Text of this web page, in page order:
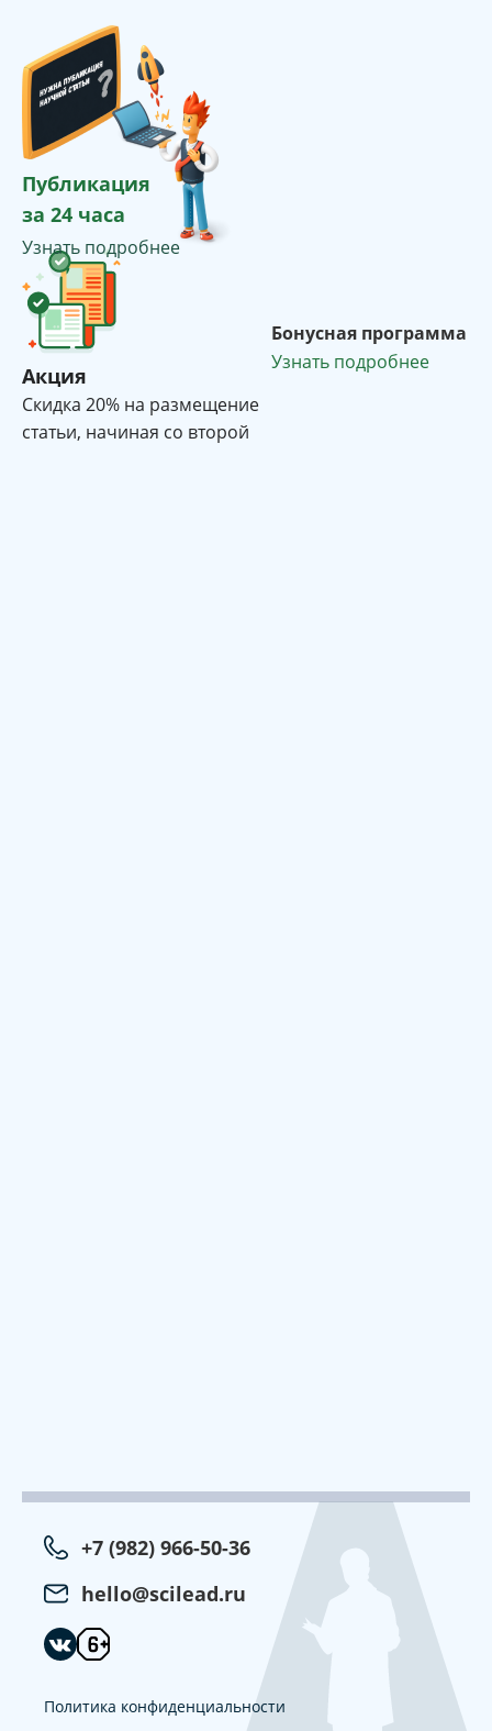
Публикация
за 24 часа
Узнать подробнее
Акция
Cкидка 20% на размещение
статьи, начиная со второй
Бонусная программа
Узнать подробнее
+7 (982) 966-50-36
hello@scilead.ru
Политика конфиденциальности